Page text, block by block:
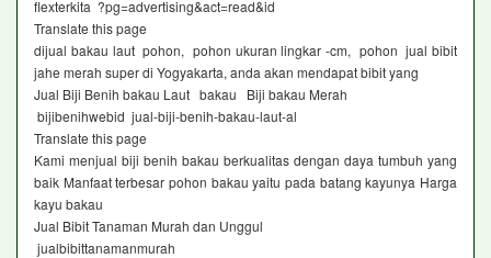
flexterkita ?pg=advertising&act=read&id
Translate this page
dijual bakau laut pohon, pohon ukuran lingkar -cm, pohon jual bibit
jahe merah super di Yogyakarta, anda akan mendapat bibit yang
Jual Biji Benih bakau Laut bakau Biji bakau Merah
bijibenihwebid jual-biji-benih-bakau-laut-al
Translate this page
Kami menjual biji benih bakau berkualitas dengan daya tumbuh yang
baik Manfaat terbesar pohon bakau yaitu pada batang kayunya Harga
kayu bakau
Jual Bibit Tanaman Murah dan Unggul
jualbibittanamanmurah